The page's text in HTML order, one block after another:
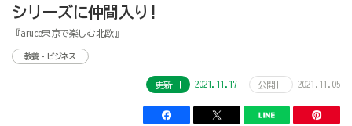
シリーズに仲間入り!
『aruco東京で楽しむ北欧』
教養・ビジネス
更新日 2021.11.17 公開日 2021.11.05